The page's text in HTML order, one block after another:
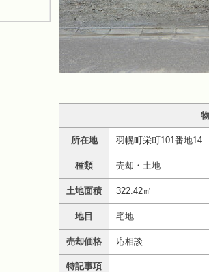
所在地 羽幌町栄町101番地14
種類 売却・土地
土地面積 322.42㎡
地目 宅地
売却価格 応相談
特記事項